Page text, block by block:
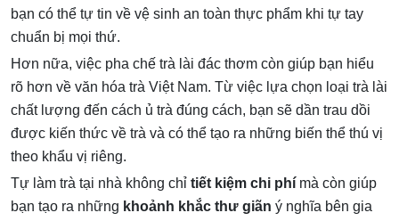
bạn có thể tự tin về vệ sinh an toàn thực phẩm khi tự tay
chuẩn bị mọi thứ.
Hơn nữa, việc pha chế trà lài đác thơm còn giúp bạn hiểu
rõ hơn về văn hóa trà Việt Nam. Từ việc lựa chọn loại trà lài
chất lượng đến cách ủ trà đúng cách, bạn sẽ dần trau dồi
được kiến thức về trà và có thể tạo ra những biến thể thú vị
theo khẩu vị riêng.
Tự làm trà tại nhà không chỉ tiết kiệm chi phí mà còn giúp
bạn tạo ra những khoảnh khắc thư giãn ý nghĩa bên gia